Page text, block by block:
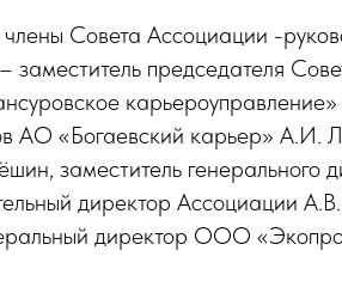
Совета Ассоциации -
председателя
АО «Богаевский карьер» А.И.
заместитель
директор Ассоциации
директор ООО